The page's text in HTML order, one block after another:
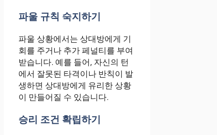
파울 규칙 숙지하기
파울 상황에서는 상대방에게 기
회를 주거나 추가 페널티를 부여
받습니다. 예를 들어, 자신의 턴
에서 잘못된 타격이나 반칙이 발
생하면 상대방에게 유리한 상황
이 만들어질 수 있습니다.
승리 조건 확립하기